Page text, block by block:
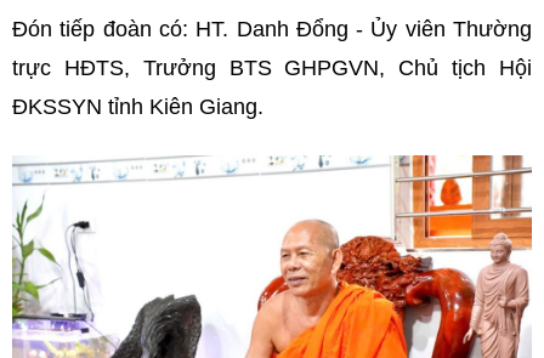
Đón tiếp đoàn có: HT. Danh Đổng - Ủy viên Thường
trực HĐTS, Trưởng BTS GHPGVN, Chủ tịch Hội
ĐKSSYN tỉnh Kiên Giang.